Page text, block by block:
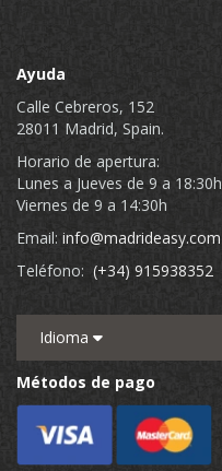
Ayuda
Calle Cebreros, 152
28011 Madrid, Spain.
Horario de apertura:
Lunes a Jueves de 9 a 18:30h
Viernes de 9 a 14:30h
Email: info@madrideasy.com
Teléfono: (+34) 915938352
Idioma
Métodos de pago